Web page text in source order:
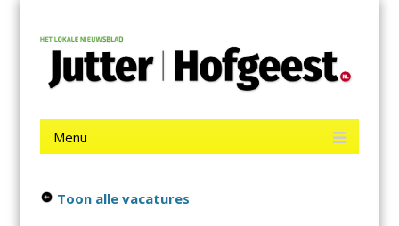
contentJutter | Hofgeest
Menu
Toon alle vacatures